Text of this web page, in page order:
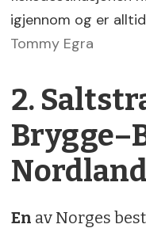
igjennom og er
Tommy Egra
2.
Nordland
En av Norges